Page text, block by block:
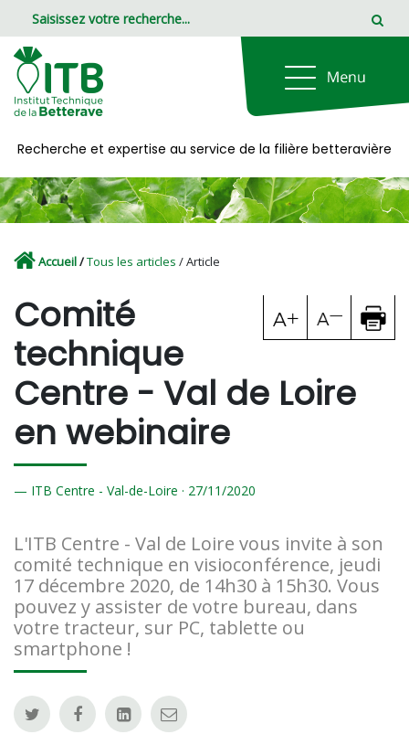
Recherche et expertise au service de la filière betteravière
Accueil/Tous les articles / Article
Comité
technique
Centre - Val de Loire
en webinaire
ITB Centre - Val-de-Loire · 27/11/2020
L'ITB Centre - Val de Loire vous invite à son
comité technique en visioconférence, jeudi
17 décembre 2020, de 14h30 à 15h30. Vous
pouvez y assister de votre bureau, dans
votre tracteur, sur PC, tablette ou
smartphone !
Panneau de gestion des cookies